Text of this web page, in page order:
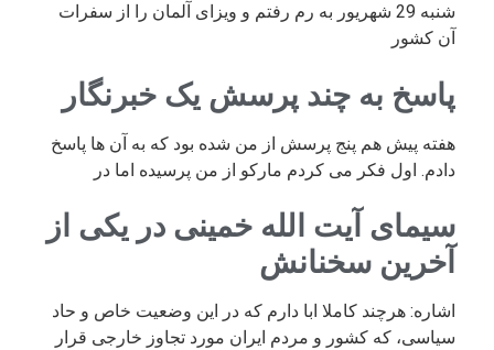
شنبه 29 شهریور به رم رفتم و ویزای آلمان را از سفرات
آن کشور
پاسخ به چند پرسش یک خبرنگار
هفته پیش هم پنج پرسش از من شده بود که به آن ها پاسخ
دادم. اول فکر می کردم مارکو از من پرسیده اما در
سیمای آیت الله خمینی در یکی از
آخرین سخنانش
اشاره: هرچند کاملا ابا دارم که در این وضعیت خاص و حاد
سیاسی، که کشور و مردم ایران مورد تجاوز خارجی قرار